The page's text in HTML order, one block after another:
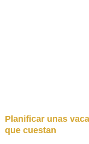
Planificar unas
que cuestan